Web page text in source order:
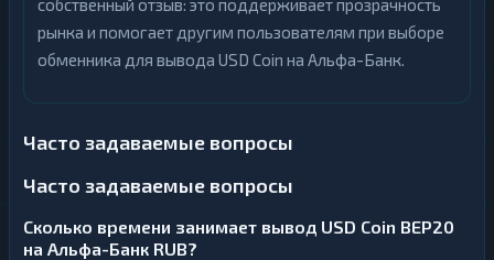
собственный отзыв: это поддерживает прозрачность
рынка и помогает другим пользователям при выборе
обменника для вывода USD Coin на Альфа-Банк.
Часто задаваемые вопросы
Часто задаваемые вопросы
Сколько времени занимает вывод USD Coin BEP20
на Альфа-Банк RUB?